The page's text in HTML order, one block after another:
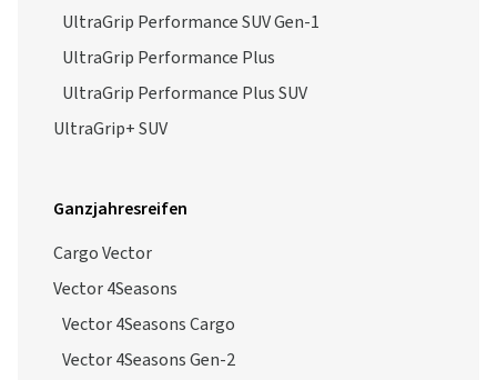
UltraGrip Performance SUV Gen-1
UltraGrip Performance Plus
UltraGrip Performance Plus SUV
UltraGrip+ SUV
Ganzjahresreifen
Cargo Vector
Vector 4Seasons
Vector 4Seasons Cargo
Vector 4Seasons Gen-2